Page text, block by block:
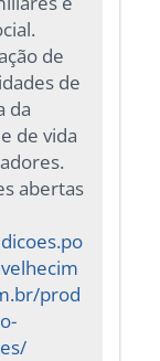
de
de
da
de vida
abertas
prod